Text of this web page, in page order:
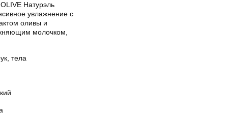
Натурэль
увлажнение с
оливы и
молочком,
тела